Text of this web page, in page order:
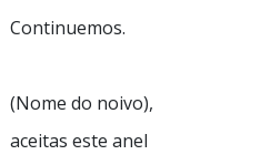
Continuemos.
(Nome do noivo),
aceitas este anel